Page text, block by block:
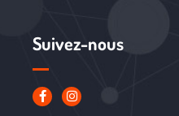
Suivez-nous